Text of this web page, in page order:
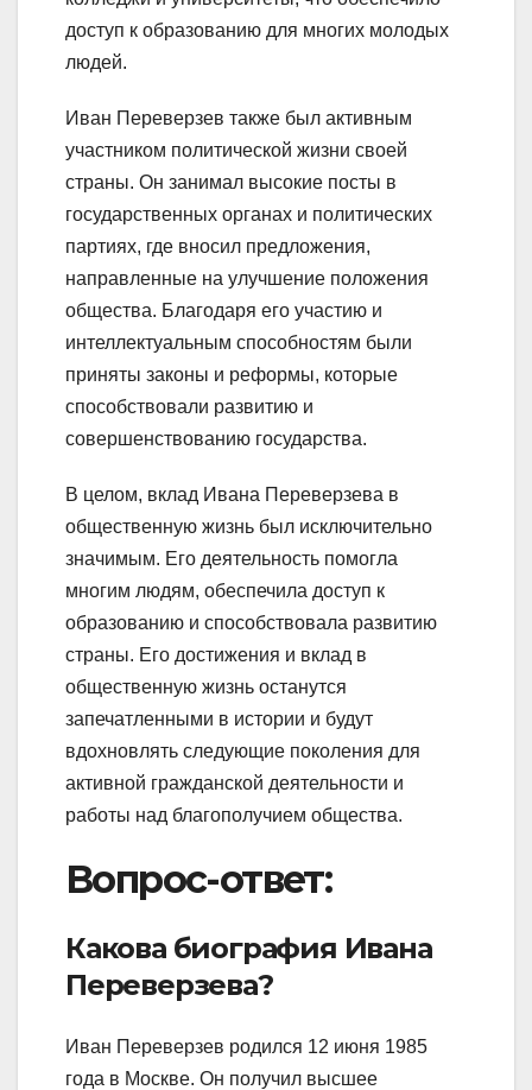
доступ к образованию для многих молодых
людей.
Иван Переверзев также был активным
участником политической жизни своей
страны. Он занимал высокие посты в
государственных органах и политических
партиях, где вносил предложения,
направленные на улучшение положения
общества. Благодаря его участию и
интеллектуальным способностям были
приняты законы и реформы, которые
способствовали развитию и
совершенствованию государства.
В целом, вклад Ивана Переверзева в
общественную жизнь был исключительно
значимым. Его деятельность помогла
многим людям, обеспечила доступ к
образованию и способствовала развитию
страны. Его достижения и вклад в
общественную жизнь останутся
запечатленными в истории и будут
вдохновлять следующие поколения для
активной гражданской деятельности и
работы над благополучием общества.
Вопрос-ответ:
Какова биография Ивана
Переверзева?
Иван Переверзев родился 12 июня 1985
года в Москве. Он получил высшее